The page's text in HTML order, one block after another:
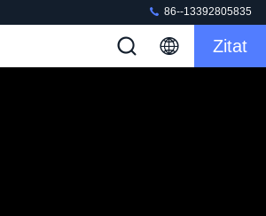
86--13392805835
Zitat